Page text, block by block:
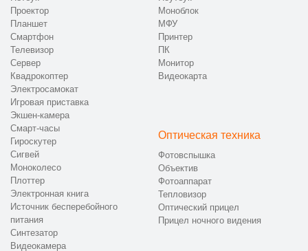
Проектор
Планшет
Смартфон
Телевизор
Сервер
Квадрокоптер
Электросамокат
Игровая приставка
Экшен-камера
Смарт-часы
Гироскутер
Сигвей
Моноколесо
Плоттер
Электронная книга
Источник бесперебойного
питания
Синтезатор
Видеокамера
Моноблок
МФУ
Принтер
ПК
Монитор
Видеокарта
Оптическая техника
Фотовспышка
Объектив
Фотоаппарат
Тепловизор
Оптический прицел
Прицел ночного видения